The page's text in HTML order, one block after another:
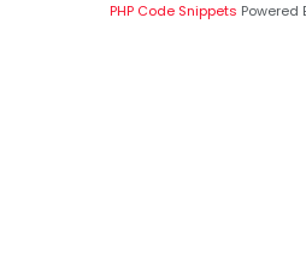
PHP Code Snippets Powered